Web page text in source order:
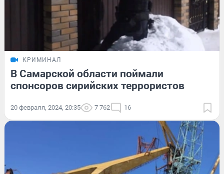
КРИМИНАЛ
В Самарской области поймали
спонсоров сирийских террористов
20 февраля, 2024, 20:35 7 762 16